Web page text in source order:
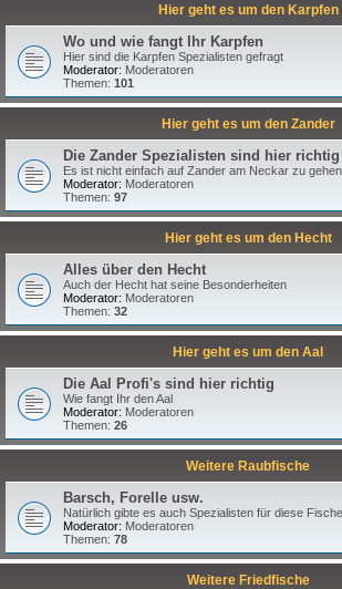
Hier geht es um den Karpfen
Wo und wie fangt Ihr Karpfen
Hier sind die Karpfen Spezialisten gefragt
Moderator: Moderatoren
Themen: 101
Hier geht es um den Zander
Die Zander Spezialisten sind hier richtig
Es ist nicht einfach auf Zander am Neckar zu
Moderator: Moderatoren
Themen: 97
Hier geht es um den Hecht
Alles über den Hecht
Auch der Hecht hat seine Besonderheiten
Moderator: Moderatoren
Themen: 32
Hier geht es um den Aal
Die Aal Profi's sind hier richtig
Wie fangt Ihr den Aal
Moderator: Moderatoren
Themen: 26
Weitere Raubfische
Barsch, Forelle usw.
Natürlich gibte es auch Spezialisten für diese Fische
Moderator: Moderatoren
Themen: 78
Weitere Friedfische